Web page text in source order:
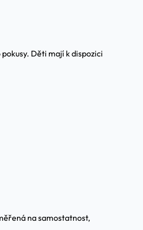
Děti mají k dispozici
na samostatnost,